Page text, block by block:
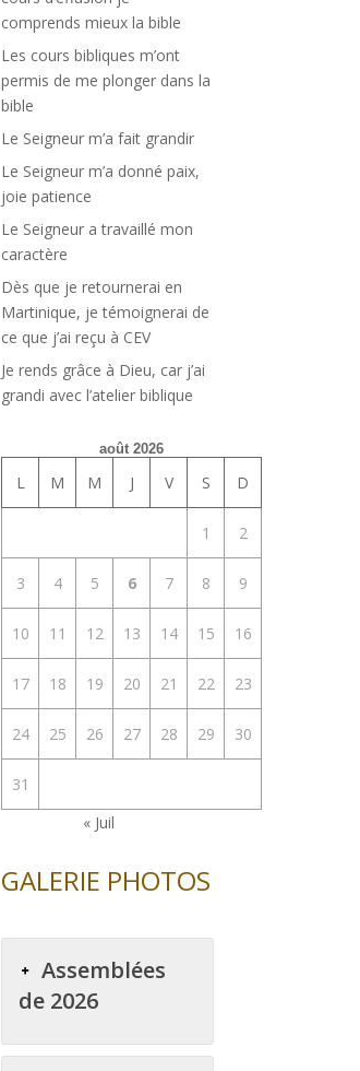
comprends mieux la bible
Les cours bibliques m’ont
permis de me plonger dans la
bible
Le Seigneur m’a fait grandir
Le Seigneur m’a donné paix,
joie patience
Le Seigneur a travaillé mon
caractère
Dès que je retournerai en
Martinique, je témoignerai de
ce que j’ai reçu à CEV
Je rends grâce à Dieu, car j’ai
grandi avec l’atelier biblique
août 2026
L M M J V S D
1 2
3 4 5 6 7 8 9
10 11 12 13 14 15 16
17 18 19 20 21 22 23
24 25 26 27 28 29 30
31
« Juil
GALERIE PHOTOS
Assemblées
de 2026